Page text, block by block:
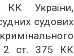
України,
судових
2 ст. 375 КК